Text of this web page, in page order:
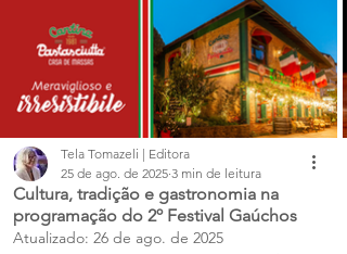
Cultura, tradição e gastronomia na
programação do 2º Festival Gaúchos
Tela Tomazeli | Editora
25 de ago. de 2025 3 min de leitura
Atualizado: 26 de ago. de 2025